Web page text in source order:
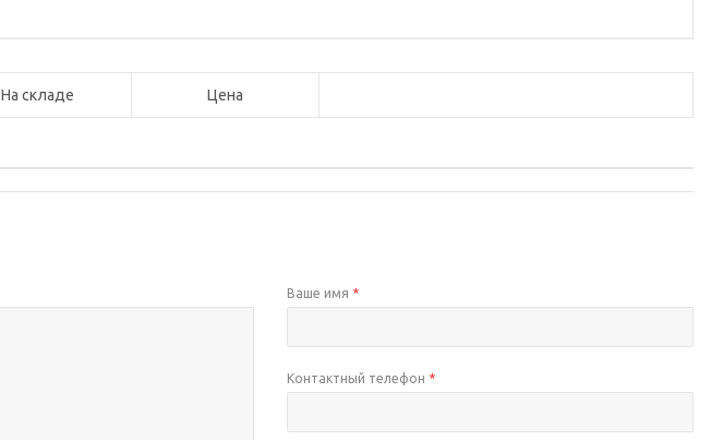
На складе Цена
Ваше имя *
Контактный телефон *